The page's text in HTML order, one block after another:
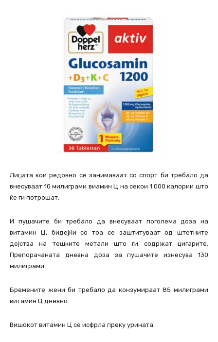
Лицата кои редовно се занимаваат со спорт би требало да
внесуваат 10 милиграми виамин Ц на секои 1.000 калории што
ќе ги потрошат.
И пушачите би требало да внесуваат поголема доза на
витамин Ц, бидејќи со тоа се заштитуваат од штетните
дејства на тешките метали што ги содржат цигарите.
Препорачаната дневна доза за пушачите изнесува 130
милиграми.
Бремените жени би требало да конзумираат 85 милиграми
витамин Ц дневно.
Вишокот витамин Ц се исфрла преку урината.